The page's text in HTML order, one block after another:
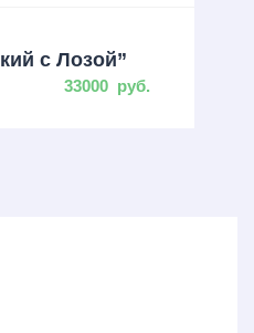
с Лозой”
33000 руб.